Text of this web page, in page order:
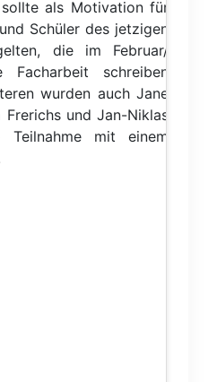
als Motivation für
Schüler des jetzigen
die im Februar/
schreiben
wurden auch Jane
Frerichs und Jan-Niklas
mit einem